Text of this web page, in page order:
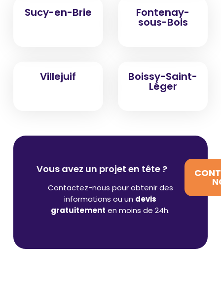
Sucy-en-Brie Fontenay-
sous-Bois
Villejuif Boissy-Saint-
Léger
Vous avez un projet en tête ?
Contactez-nous pour obtenir des
informations ou un devis
gratuitement en moins de 24h.